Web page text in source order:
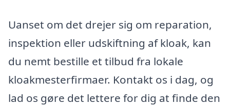
Uanset om det drejer sig om reparation,
inspektion eller udskiftning af kloak, kan
du nemt bestille et tilbud fra lokale
kloakmesterfirmaer. Kontakt os i dag, og
lad os gøre det lettere for dig at finde den